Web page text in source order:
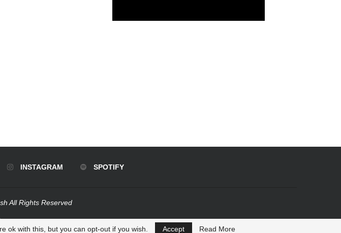
INSTAGRAM SPOTIFY
All Rights Reserved
TOP
ok with this, but you can opt-out if you wish. Accept Read More